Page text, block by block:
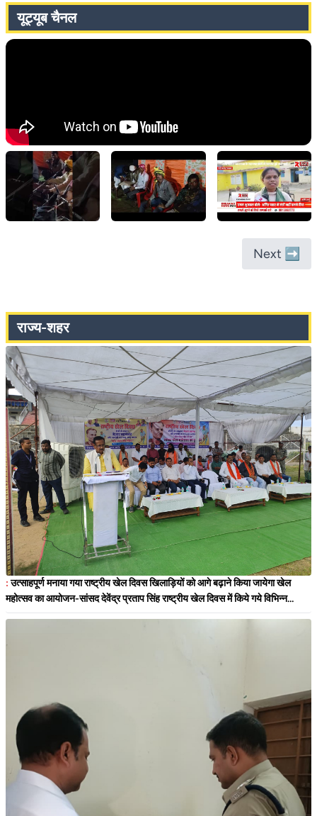
यूट्यूब चैनल
Next ➡
राज्य-शहर
:उत्साहपूर्ण मनाया गया राष्ट्रीय खेल दिवस खिलाड़ियों को आगे बढ़ाने किया जायेगा खेल
महोत्सव का आयोजन-सांसद देवेंद्र प्रताप सिंह राष्ट्रीय खेल दिवस में किये गये विभिन्न
आयोजन